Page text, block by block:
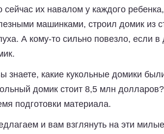
сейчас их навалом у каждого
машинками, строил домик из
А кому-то сильно повезло, если
знаете, какие кукольные домики
домик стоит 8,5 млн
подготовки материала.
и вам взглянуть на эти